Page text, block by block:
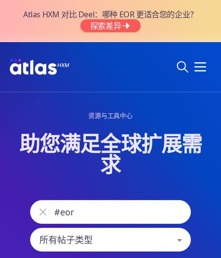
Atlas HXM 对比 Deel：哪种 EOR 更适合您的企业？
探索差异
资源与工具中心
助您满足全球扩展需
求